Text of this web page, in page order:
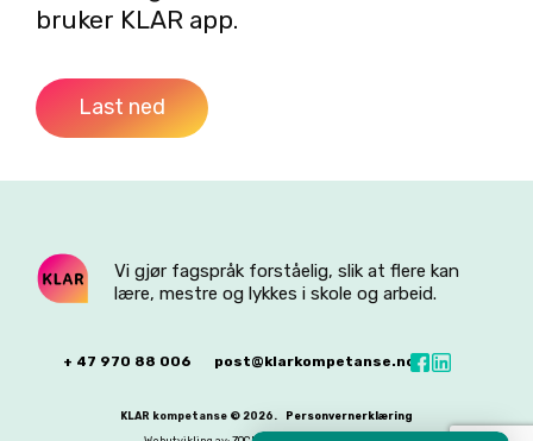
bruker KLAR app.
Last ned
Vi gjør fagspråk forståelig, slik at flere kan
lære, mestre og lykkes i skole og arbeid.
+ 47 970 88 006 post@klarkompetanse.no
KLAR kompetanse © 2026. Personvernerklæring